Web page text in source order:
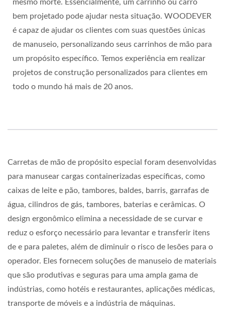
mesmo morte. Essencialmente, um carrinho ou carro
bem projetado pode ajudar nesta situação. WOODEVER
é capaz de ajudar os clientes com suas questões únicas
de manuseio, personalizando seus carrinhos de mão para
um propósito específico. Temos experiência em realizar
projetos de construção personalizados para clientes em
todo o mundo há mais de 20 anos.
Carretas de mão de propósito especial foram desenvolvidas
para manusear cargas containerizadas específicas, como
caixas de leite e pão, tambores, baldes, barris, garrafas de
água, cilindros de gás, tambores, baterias e cerâmicas. O
design ergonômico elimina a necessidade de se curvar e
reduz o esforço necessário para levantar e transferir itens
de e para paletes, além de diminuir o risco de lesões para o
operador. Eles fornecem soluções de manuseio de materiais
que são produtivas e seguras para uma ampla gama de
indústrias, como hotéis e restaurantes, aplicações médicas,
transporte de móveis e a indústria de máquinas.